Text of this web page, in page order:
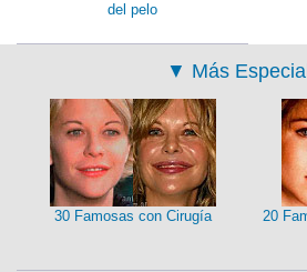
del pelo
▼ Más
30 Famosas con Cirugía
20